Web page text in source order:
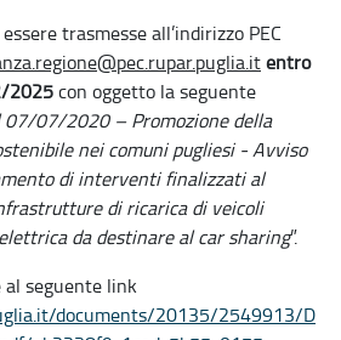
trasmesse all’indirizzo PEC
entro
2025con oggetto la seguente
07/07/2020 – Promozione della
nei comuni pugliesi - Avviso
di interventi finalizzati al
di ricarica di veicoli
da destinare al car sharing”.
al seguente link
documents/20135/2549913/D